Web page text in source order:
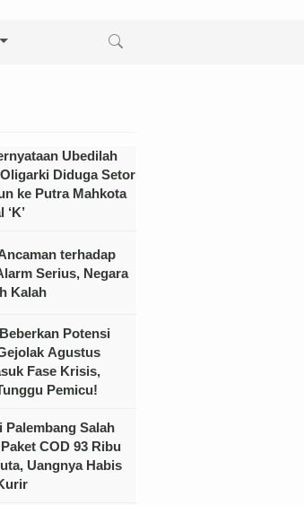
Ubedilah
Diduga Setor
ke Putra Mahkota
terhadap
Serius, Negara
Kalah
Potensi
Agustus
Fase Krisis,
Pemicu!
Palembang Salah
COD 93 Ribu
Uangnya Habis